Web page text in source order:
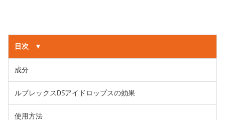
目次 ▼
成分
ルブレックスDSアイドロップスの効果
使用方法